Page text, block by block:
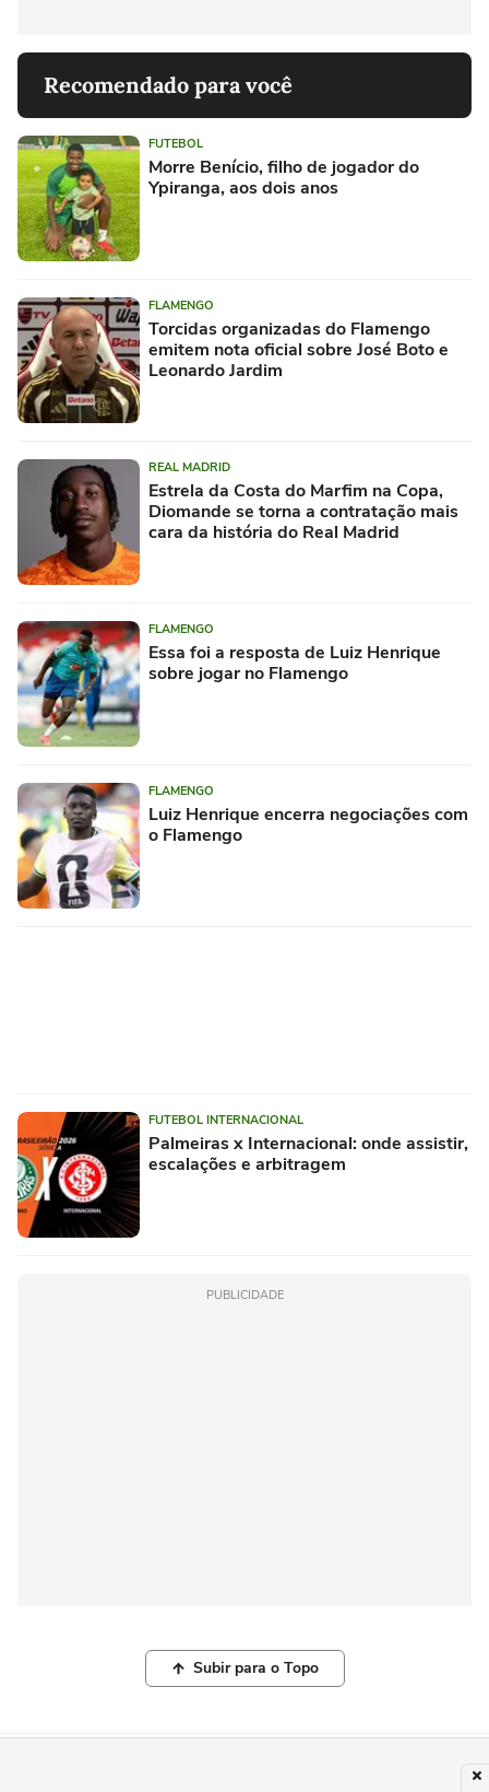
Recomendado para você
FUTEBOL
Morre Benício, filho de jogador do
Ypiranga, aos dois anos
FLAMENGO
Torcidas organizadas do Flamengo
emitem nota oficial sobre José Boto e
Leonardo Jardim
REAL MADRID
Estrela da Costa do Marfim na Copa,
Diomande se torna a contratação mais
cara da história do Real Madrid
FLAMENGO
Essa foi a resposta de Luiz Henrique
sobre jogar no Flamengo
FLAMENGO
Luiz Henrique encerra negociações com
o Flamengo
FUTEBOL INTERNACIONAL
Palmeiras x Internacional: onde assistir,
escalações e arbitragem
PUBLICIDADE
Subir para o Topo